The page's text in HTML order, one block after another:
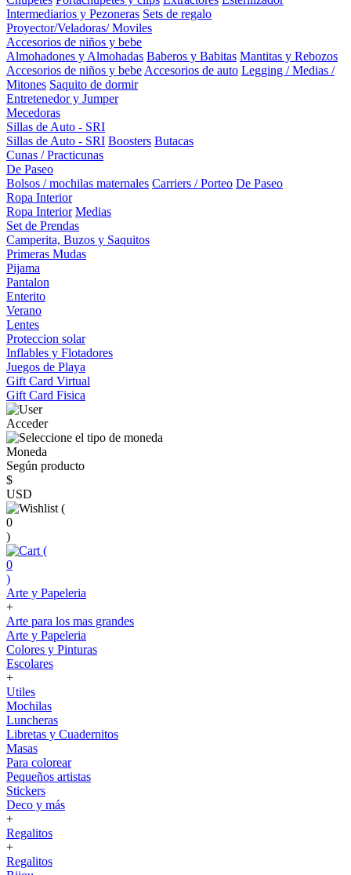
Intermediarios y Pezoneras Sets de regalo
Proyector/Veladoras/ Moviles
Accesorios de niños y bebe
Almohadones y Almohadas Baberos y Babitas Mantitas y Rebozos
Accesorios de niños y bebe Accesorios de auto Legging / Medias /
Mitones Saquito de dormir
Entretenedor y Jumper
Mecedoras
Sillas de Auto - SRI
Sillas de Auto - SRI Boosters Butacas
Cunas / Practicunas
De Paseo
Bolsos / mochilas maternales Carriers / Porteo De Paseo
Ropa Interior
Ropa Interior Medias
Set de Prendas
Camperita, Buzos y Saquitos
Primeras Mudas
Pijama
Pantalon
Enterito
Verano
Lentes
Proteccion solar
Inflables y Flotadores
Juegos de Playa
Gift Card Virtual
Gift Card Fisica
Acceder
Moneda
Según producto
$
USD
(
0
)
(
0
)
Arte y Papeleria
+
Arte para los mas grandes
Arte y Papeleria
Colores y Pinturas
Escolares
+
Utiles
Mochilas
Luncheras
Libretas y Cuadernitos
Masas
Para colorear
Pequeños artistas
Stickers
Deco y más
+
Regalitos
+
Regalitos